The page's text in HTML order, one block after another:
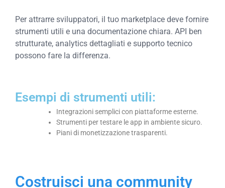
Per attrarre sviluppatori, il tuo marketplace deve fornire
strumenti utili e una documentazione chiara. API ben
strutturate, analytics dettagliati e supporto tecnico
possono fare la differenza.
Esempi di strumenti utili:
Integrazioni semplici con piattaforme esterne.
Strumenti per testare le app in ambiente sicuro.
Piani di monetizzazione trasparenti.
Costruisci una community